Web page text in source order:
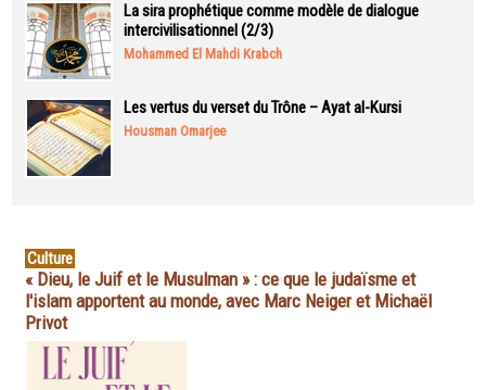
La sira prophétique comme modèle de dialogue
intercivilisationnel (2/3)
Mohammed El Mahdi Krabch
Les vertus du verset du Trône – Ayat al-Kursi
Housman Omarjee
Culture
« Dieu, le Juif et le Musulman » : ce que le judaïsme et
l'islam apportent au monde, avec Marc Neiger et Michaël
Privot